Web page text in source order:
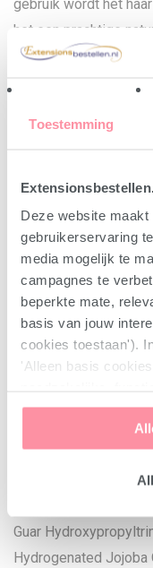
Toestemming
Deze website
gebruikerservaring
media mogelijk te
campagnes te
beperkte mate,
basis van jouw
cookies toestaan').
'Alleen basis
cookies). De
gebruik wordt het
het een prachtige
Gebruik een royale
van de haargroei en
wasbeurt te wassen.
deze shampoo met
Ingrediënten:
Betaine, Cocamide
dimethiconol
Guar
Hydrogenated Jojoba